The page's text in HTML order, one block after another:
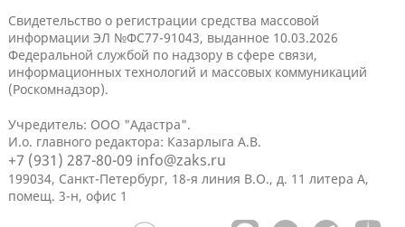
Свидетельство о регистрации средства массовой
информации ЭЛ №ФС77-91043, выданное 10.03.2026
Федеральной службой по надзору в сфере связи,
информационных технологий и массовых коммуникаций
(Роскомнадзор).
Учредитель: ООО "Адастра".
И.о. главного редактора: Казарлыга А.В.
+7 (931) 287-80-09 info@zaks.ru
199034, Санкт-Петербург, 18-я линия В.О., д. 11 литера А,
помещ. 3-н, офис 1